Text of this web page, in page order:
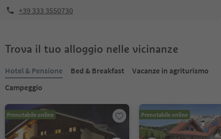
+39 333 3550730
Trova il tuo alloggio nelle vicinanze
Hotel & Pensione Bed & Breakfast
Vacanze in agriturismo
Campeggio
Prenotabile online Prenotabile online